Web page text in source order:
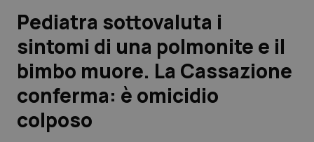
Lavoro e Professioni
Scienza e Farmaci
Studi e Analisi
Lettere al direttore
Pediatra sottovaluta i
sintomi di una polmonite e il
bimbo muore. La Cassazione
conferma: è omicidio
colposo